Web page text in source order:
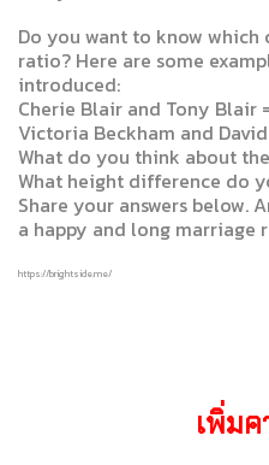
Do you want to know which
ratio? Here are some
introduced:
Cherie Blair and Tony Blair =
Victoria Beckham and
What do you think about
What height difference do
Share your answers below.
a happy and long marriage
https://brightside.me/
เพิ่ม